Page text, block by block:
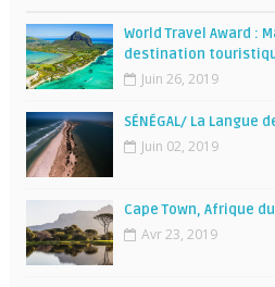
World Travel Award :
destination
Juin 26, 2019
SÉNÉGAL/ La Langue
Juin 02, 2019
Cape Town, Afrique du
Avr 23, 2019